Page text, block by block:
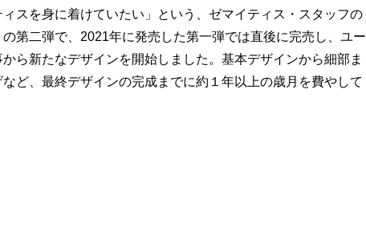
スを身に着けていたい」という、ゼマイティス・スタッフの
第二弾で、2021年に発売した第一弾では直後に完売し、ユー
ら新たなデザインを開始しました。基本デザインから細部ま
ど、最終デザインの完成までに約１年以上の歳月を費やして